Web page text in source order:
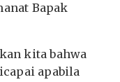
Bapak
kita bahwa
apabila